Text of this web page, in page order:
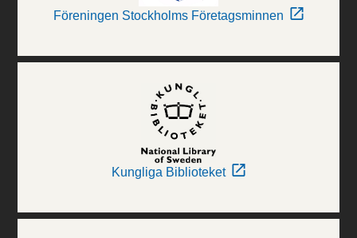
Föreningen Stockholms Företagsminnen
Kungliga Biblioteket